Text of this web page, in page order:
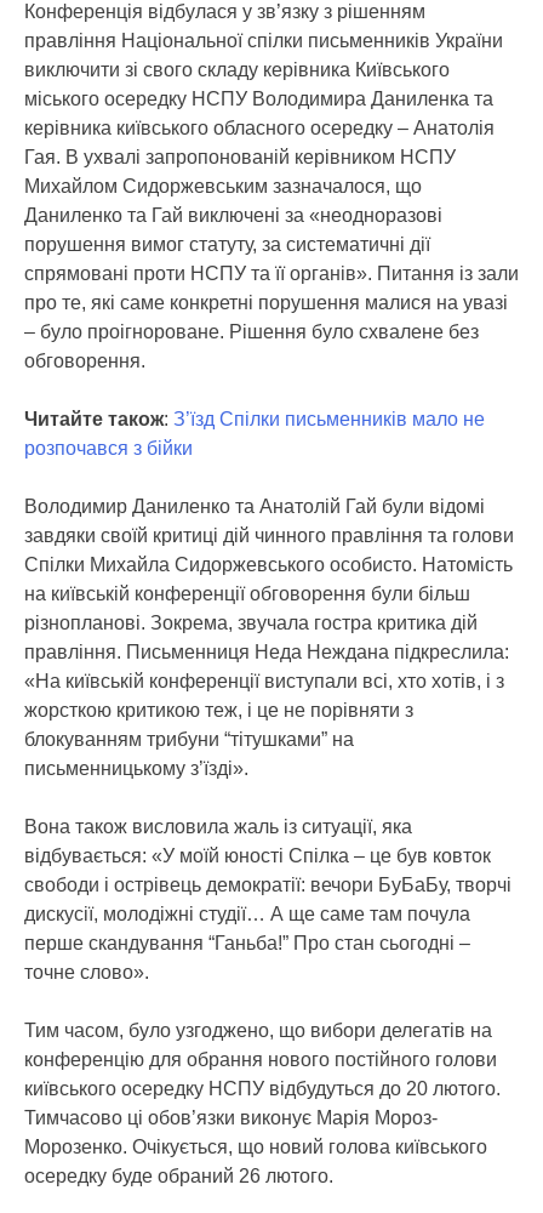
Конференція відбулася у зв’язку з рішенням
правління Національної спілки письменників України
виключити зі свого складу керівника Київського
міського осередку НСПУ Володимира Даниленка та
керівника київського обласного осередку – Анатолія
Гая. В ухвалі запропонованій керівником НСПУ
Михайлом Сидоржевським зазначалося, що
Даниленко та Гай виключені за «неодноразові
порушення вимог статуту, за систематичні дії
спрямовані проти НСПУ та її органів». Питання із зали
про те, які саме конкретні порушення малися на увазі
– було проігнороване. Рішення було схвалене без
обговорення.
Читайте також: З’їзд Спілки письменників мало не
розпочався з бійки
Володимир Даниленко та Анатолій Гай були відомі
завдяки своїй критиці дій чинного правління та голови
Спілки Михайла Сидоржевського особисто. Натомість
на київській конференції обговорення були більш
різнопланові. Зокрема, звучала гостра критика дій
правління. Письменниця Неда Неждана підкреслила:
«На київській конференції виступали всі, хто хотів, і з
жорсткою критикою теж, і це не порівняти з
блокуванням трибуни “тітушками” на
письменницькому з’їзді».
Вона також висловила жаль із ситуації, яка
відбувається: «У моїй юності Спілка – це був ковток
свободи і острівець демократії: вечори БуБаБу, творчі
дискусії, молодіжні студії… А ще саме там почула
перше скандування “Ганьба!” Про стан сьогодні –
точне слово».
Тим часом, було узгоджено, що вибори делегатів на
конференцію для обрання нового постійного голови
київського осередку НСПУ відбудуться до 20 лютого.
Тимчасово ці обов’язки виконує Марія Мороз-
Морозенко. Очікується, що новий голова київського
осередку буде обраний 26 лютого.